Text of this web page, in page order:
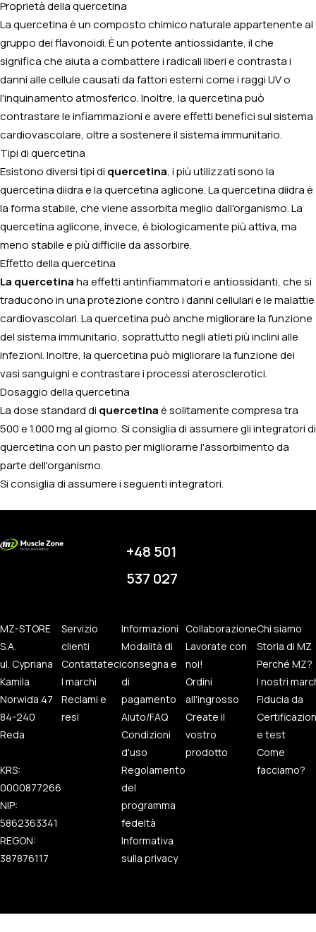
Proprietà della quercetina
La quercetina è un composto chimico naturale appartenente al
gruppo dei flavonoidi. È un potente antiossidante, il che
significa che aiuta a combattere i radicali liberi e contrasta i
danni alle cellule causati da fattori esterni come i raggi UV o
l'inquinamento atmosferico. Inoltre, la quercetina può
contrastare le infiammazioni e avere effetti benefici sul sistema
cardiovascolare, oltre a sostenere il sistema immunitario.
Tipi di quercetina
Esistono diversi tipi di quercetina , i più utilizzati sono la
quercetina diidra e la quercetina aglicone. La quercetina diidra è
la forma stabile, che viene assorbita meglio dall'organismo. La
quercetina aglicone, invece, è biologicamente più attiva, ma
meno stabile e più difficile da assorbire.
Effetto della quercetina
La quercetina ha effetti antinfiammatori e antiossidanti, che si
traducono in una protezione contro i danni cellulari e le malattie
cardiovascolari. La quercetina può anche migliorare la funzione
del sistema immunitario, soprattutto negli atleti più inclini alle
infezioni. Inoltre, la quercetina può migliorare la funzione dei
vasi sanguigni e contrastare i processi aterosclerotici.
Dosaggio della quercetina
La dose standard di quercetina è solitamente compresa tra
500 e 1.000 mg al giorno. Si consiglia di assumere gli integratori di
quercetina con un pasto per migliorarne l'assorbimento da
parte dell'organismo.
Si consiglia di assumere i seguenti integratori.
+48 501
537 027
MZ-STORE
S.A.
ul. Cypriana
Kamila
Norwida 47
84-240
Reda
KRS:
0000877266
NIP:
5862363341
REGON:
387876117
Servizio
clienti
Contattateci
I marchi
Reclami e
resi
Informazioni
Modalità di
consegna e
di
pagamento
Aiuto/FAQ
Condizioni
d'uso
Regolamento
del
programma
fedeltà
Informativa
sulla privacy
Collaborazione
Lavorate con
noi!
Ordini
all'ingrosso
Create il
vostro
prodotto
Chi siamo
Storia di MZ
Perché MZ?
I nostri
Fiducia da
e test
Come
facciamo?